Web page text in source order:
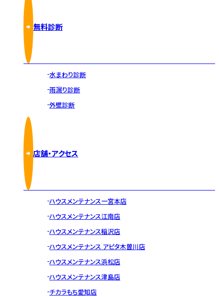
無料診断
水まわり診断
雨漏り診断
外壁診断
店舗・アクセス
ハウスメンテナンス一宮本店
ハウスメンテナンス江南店
ハウスメンテナンス稲沢店
ハウスメンテナンス アピタ木曽川店
ハウスメンテナンス浜松店
ハウスメンテナンス津島店
チカラもち愛知店